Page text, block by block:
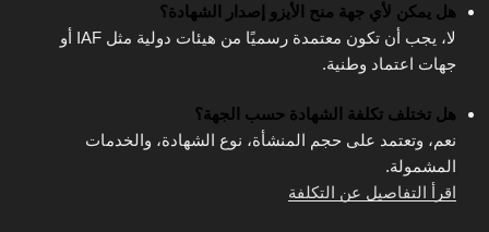
هل يمكن لأي جهة منح الأيزو إصدار الشهادة؟
لا، يجب أن تكون معتمدة رسميًا من هيئات دولية مثل IAF أو
جهات اعتماد وطنية.
هل تختلف تكلفة الشهادة حسب الجهة؟
نعم، وتعتمد على حجم المنشأة، نوع الشهادة، والخدمات
المشمولة.
اقرأ التفاصيل عن التكلفة